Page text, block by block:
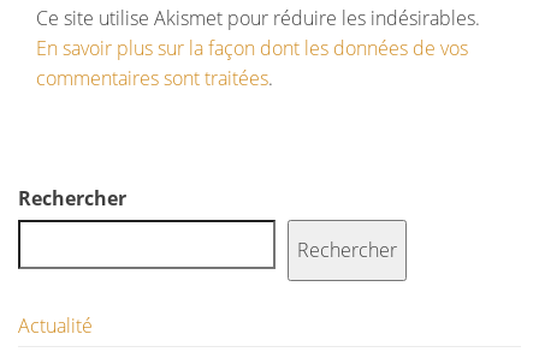
Ce site utilise Akismet pour réduire les indésirables.
En savoir plus sur la façon dont les données de vos
commentaires sont traitées.
Rechercher
Rechercher
Actualité